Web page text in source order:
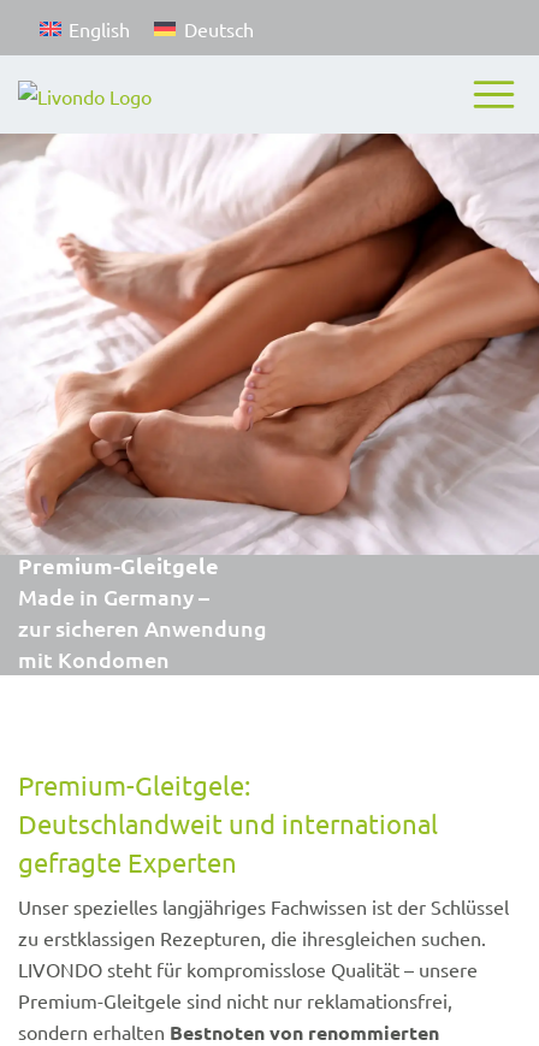
English Deutsch
Premium-Gleitgele
Made in Germany –
zur sicheren Anwendung
mit Kondomen
Premium-Gleitgele:
Deutschlandweit und international
gefragte Experten
Unser spezielles langjähriges Fachwissen ist der Schlüssel
zu erstklassigen Rezepturen, die ihresgleichen suchen.
LIVONDO steht für kompromisslose Qualität – unsere
Premium-Gleitgele sind nicht nur reklamationsfrei,
sondern erhalten Bestnoten von renommierten